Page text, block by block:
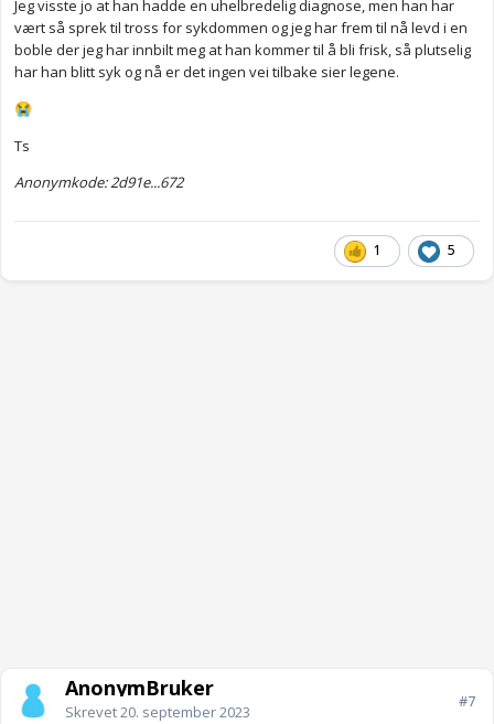
Jeg visste jo at han hadde en uhelbredelig diagnose, men han har
vært så sprek til tross for sykdommen og jeg har frem til nå levd i en
boble der jeg har innbilt meg at han kommer til å bli frisk, så plutselig
har han blitt syk og nå er det ingen vei tilbake sier legene.
😭
Ts
Anonymkode: 2d91e...672
1 5
AnonymBruker
Skrevet20. september 2023
#7